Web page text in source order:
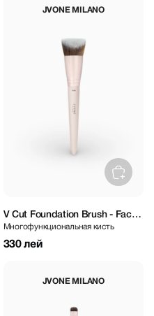
JVONE MILANO
V Cut Foundation Brush - Face
Brush
Многофункциональная кисть
330 лей
JVONE MILANO